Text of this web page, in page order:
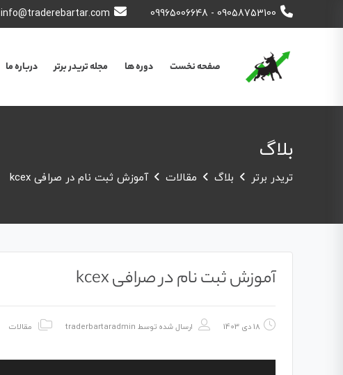
09058753100 - 09965006648
info@traderebartar.com
صفحه نخست دوره ها مجله تریدر برتر درباره ما
بلاگ
تریدر برتر بلاگ مقالات آموزش ثبت نام در صرافی kcex
آموزش ثبت نام در صرافی kcex
18 دی 1403 ارسال شده توسط traderbartaradmin مقالات